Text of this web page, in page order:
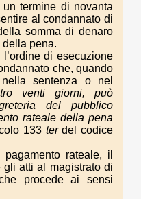
termine di novanta
al condannato di
somma di denaro
pena.
di esecuzione
che, quando
sentenza o nel
venti giorni, può
del pubblico
rateale della pena
133 terdel codice
rateale, il
gli atti al magistrato di
procede ai sensi